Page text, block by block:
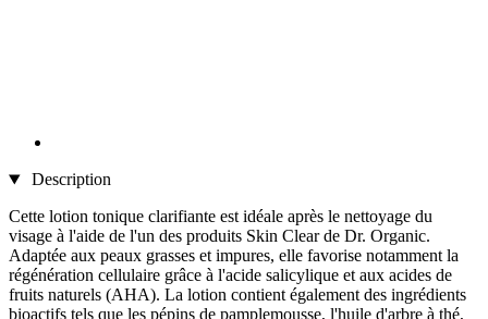
Description
Cette lotion tonique clarifiante est idéale après le nettoyage du
visage à l'aide de l'un des produits Skin Clear de Dr. Organic.
Adaptée aux peaux grasses et impures, elle favorise notamment la
régénération cellulaire grâce à l'acide salicylique et aux acides de
fruits naturels (AHA). La lotion contient également des ingrédients
bioactifs tels que les pépins de pamplemousse, l'huile d'arbre à thé,